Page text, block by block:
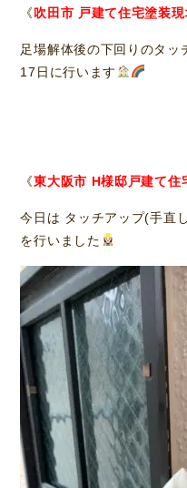
《吹田市 戸建て住宅塗装
足場解体後の下回りのタッ
17日に行います
《東大阪市 H様邸戸建て住
今日は タッチアップ(手直
を行いました